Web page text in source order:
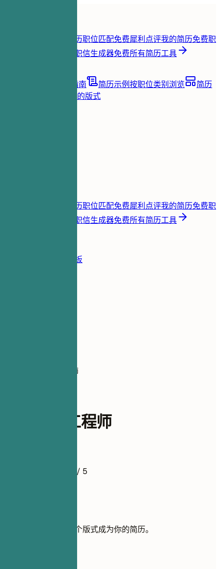
简历职位匹配免费犀利点评我的简历免费职
求职信生成器免费所有简历工具
职业建议与指南 简历示例按职位类别浏览
简历
清晰且适合 ATS 的版式
简历职位匹配免费犀利点评我的简历免费职
求职信生成器免费所有简历工具
简历模板
初级软件工程师
初级软件工程师
/ 5
添加你的经历，让这个版式成为你的简历。